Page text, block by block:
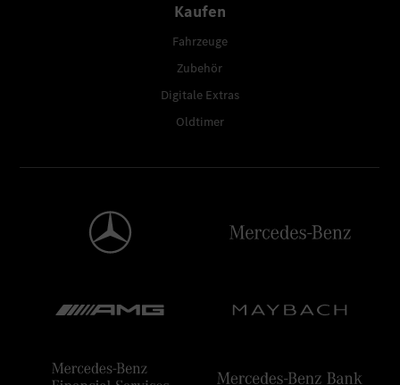
Kaufen
Fahrzeuge
Zubehör
Digitale Extras
Oldtimer